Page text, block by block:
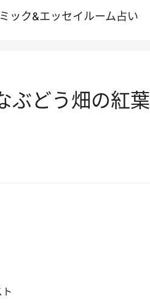
ック&エッセイルーム占い
ぶどう畑の紅葉